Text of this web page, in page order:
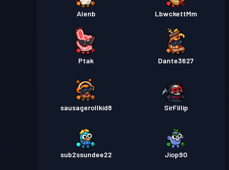
Alenb LbwckettMm
Ptak Dante3627
sausagerollkid8 SirFillip
sub2ssundee22 Jiop90